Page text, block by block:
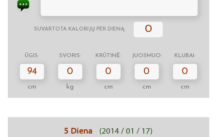
SUVARTOTA KALORIJŲ PER DIENĄ: 0
ŪGIS: SVORIS: KRŪTINĖ: JUOSMUO: KLUBAI:
94
cm
0
kg
0
cm
0
cm
0
cm
5 Diena (2014 / 01 / 17)